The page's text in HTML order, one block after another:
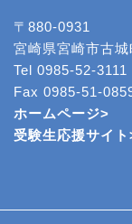
〒880-0931
宮崎県宮崎市古
Tel 0985-52-3111
Fax 0985-51-
ホームページ>
受験生応援サイト